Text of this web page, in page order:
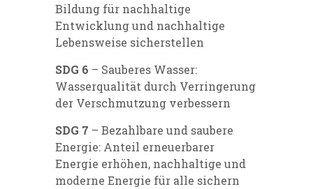
Bildung für nachhaltige
Entwicklung und nachhaltige
Lebensweise sicherstellen
SDG 6 – Sauberes Wasser:
Wasserqualität durch Verringerung
der Verschmutzung verbessern
SDG 7 – Bezahlbare und saubere
Energie: Anteil erneuerbarer
Energie erhöhen, nachhaltige und
moderne Energie für alle sichern